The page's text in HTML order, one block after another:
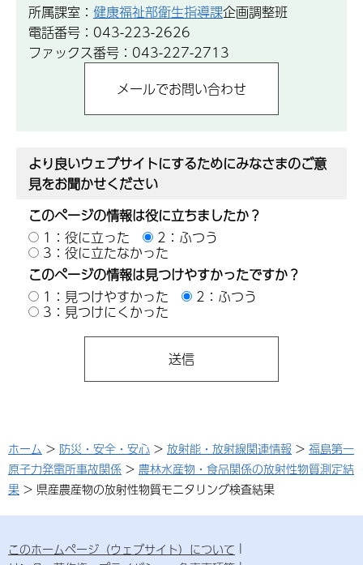
所属課室： 健康福祉部衛生指導課企画調整班
電話番号：043-223-2626
ファックス番号：043-227-2713
より良いウェブサイトにするためにみなさまのご意
見をお聞かせください
このページの情報は役に立ちましたか？
1：役に立った
2：ふつう
3：役に立たなかった
このページの情報は見つけやすかったですか？
1：見つけやすかった
2：ふつう
3：見つけにくかった
ホーム > 防災・安全・安心 > 放射能・放射線関連情報 > 福島第一
原子力発電所事故関係 > 農林水産物・食品関係の放射性物質測定結
果 > 県産農産物の放射性物質モニタリング検査結果
このホームページ（ウェブサイト）について